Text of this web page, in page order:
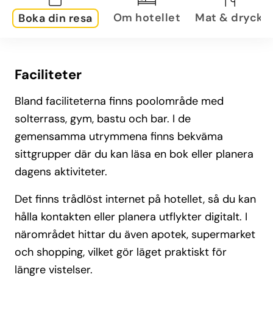
Boka din resa Om hotellet Mat & dryck
Faciliteter
Bland faciliteterna finns poolområde med
solterrass, gym, bastu och bar. I de
gemensamma utrymmena finns bekväma
sittgrupper där du kan läsa en bok eller planera
dagens aktiviteter.
Det finns trådlöst internet på hotellet, så du kan
hålla kontakten eller planera utflykter digitalt. I
närområdet hittar du även apotek, supermarket
och shopping, vilket gör läget praktiskt för
längre vistelser.